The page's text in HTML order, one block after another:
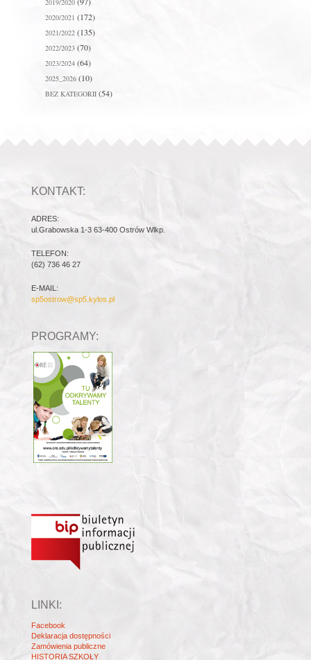
2019/2020
2020/2021 (172)
2021/2022(135)
2022/2023(70)
2023/2024(64)
2025_2026(10)
BEZ KATEGORII(54)
KONTAKT:
ADRES:
ul.Grabowska 1-3 63-400 Ostrów Wlkp.
TELEFON:
(62) 736 46 27
E-MAIL:
sp5ostrow@sp5.kylos.pl
PROGRAMY:
LINKI:
Facebook
Deklaracja dostępności
Zamówienia publiczne
HISTORIA SZKOŁY